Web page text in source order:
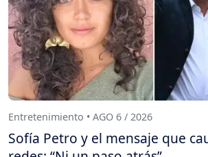
Entretenimiento • AGO 6 / 2026
Sofía Petro y el mensaje que